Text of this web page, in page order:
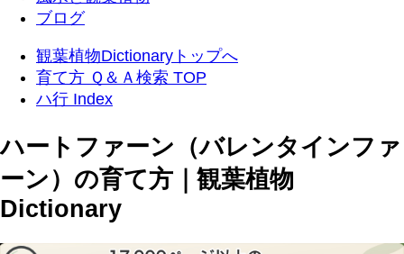
ブログ
観葉植物Dictionaryトップへ
育て方 Ｑ＆Ａ検索 TOP
ハ行 Index
ハートファーン（バレンタインファ
ーン）の育て方｜観葉植物
Dictionary